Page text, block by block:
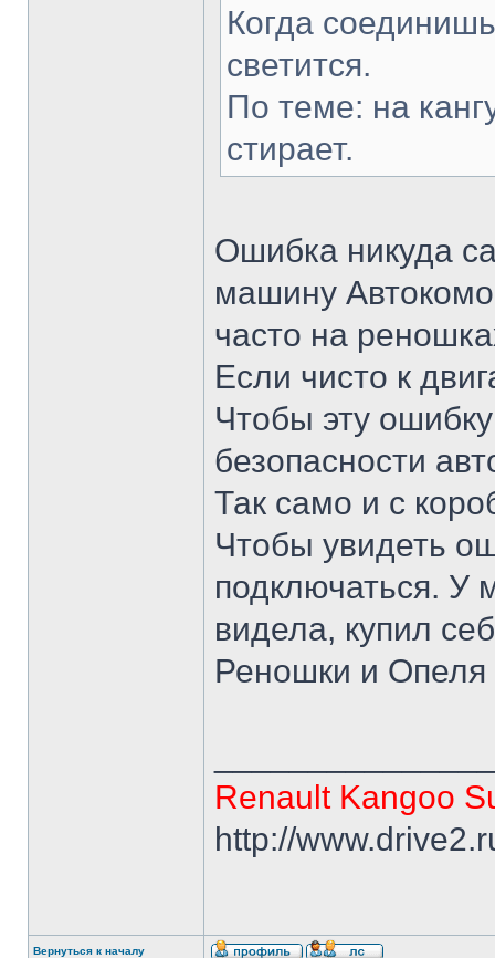
Когда
светится.
По теме: на
стирает.
Ошибка никуда
машину
часто на
Если чисто к
Чтобы эту
безопасности
Так само и с
Чтобы увидеть
подключаться. У
видела, купил
Реношки и Опеля
Renault Kangoo
http://
Вернуться к началу